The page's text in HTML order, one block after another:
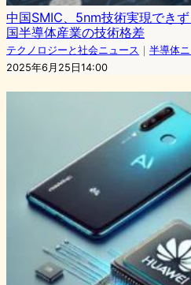
中国SMIC、5nm技術実現でき
国半導体産業の技術格差
テクノロジーと社会ニュース ｜ 半導体
2025年6月25日14:00